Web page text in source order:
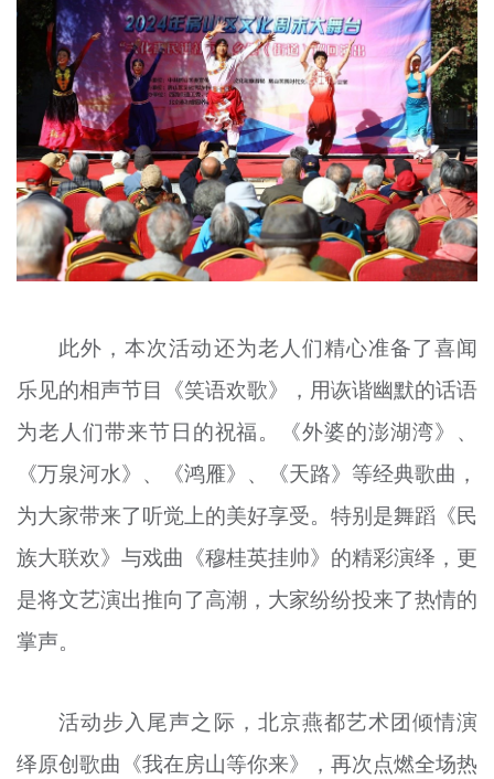
此外，本次活动还为老人们精心准备了喜闻
乐见的相声节目《笑语欢歌》，用诙谐幽默的话语
为老人们带来节日的祝福。《外婆的澎湖湾》、
《万泉河水》、《鸿雁》、《天路》等经典歌曲，
为大家带来了听觉上的美好享受。特别是舞蹈《民
族大联欢》与戏曲《穆桂英挂帅》的精彩演绎，更
是将文艺演出推向了高潮，大家纷纷投来了热情的
掌声。
活动步入尾声之际，北京燕都艺术团倾情演
绎原创歌曲《我在房山等你来》，再次点燃全场热